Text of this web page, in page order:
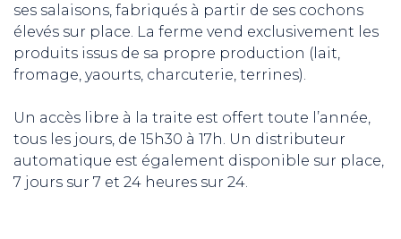
ses salaisons, fabriqués à partir de ses cochons
élevés sur place. La ferme vend exclusivement les
produits issus de sa propre production (lait,
fromage, yaourts, charcuterie, terrines).
Un accès libre à la traite est offert toute l’année,
tous les jours, de 15h30 à 17h. Un distributeur
automatique est également disponible sur place,
7 jours sur 7 et 24 heures sur 24.